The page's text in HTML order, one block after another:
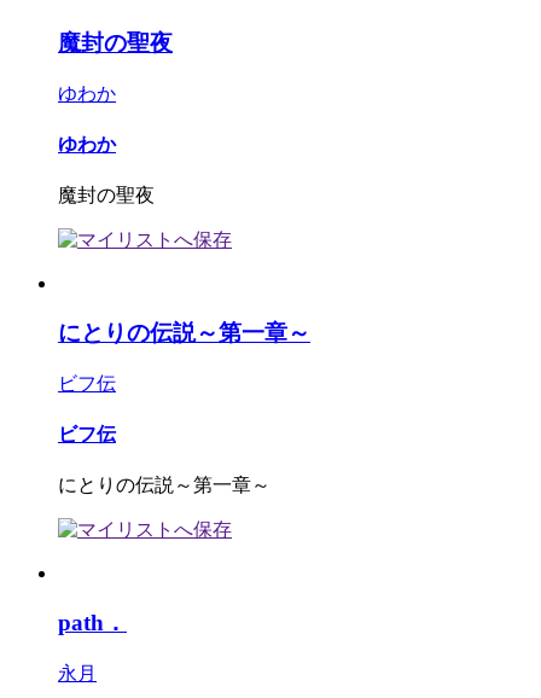
魔封の聖夜
ゆわか
ゆわか
魔封の聖夜
にとりの伝説～第一章～
ビフ伝
ビフ伝
にとりの伝説～第一章～
path．
永月